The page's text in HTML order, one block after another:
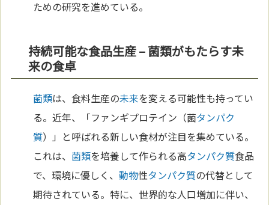
ための研究を進めている。
持続可能な食品生産 – 菌類がもたらす未
来の食卓
菌類は、食料生産の未来を変える可能性も持ってい
る。近年、「ファンギプロテイン（菌タンパク
質）」と呼ばれる新しい食材が注目を集めている。
これは、 菌類を培養して作られる高タンパク質食品
で、環境に優しく、動物性タンパク質の代替として
期待されている。特に、世界的な人口増加に伴い、